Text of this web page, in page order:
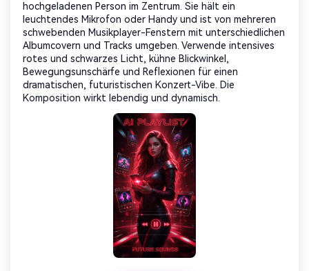
hochgeladenen Person im Zentrum. Sie hält ein
leuchtendes Mikrofon oder Handy und ist von mehreren
schwebenden Musikplayer-Fenstern mit unterschiedlichen
Albumcovern und Tracks umgeben. Verwende intensives
rotes und schwarzes Licht, kühne Blickwinkel,
Bewegungsunschärfe und Reflexionen für einen
dramatischen, futuristischen Konzert-Vibe. Die
Komposition wirkt lebendig und dynamisch.